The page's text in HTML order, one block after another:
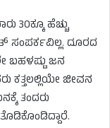
30ಕ್ಕೂ ಹೆಚ್ಚು
ಸಂಪರ್ಕವಿಲ್ಲ. ದೂರದ
ಬಹಳಷ್ಟು ಜನ
ಕತ್ತಲಲ್ಲಿಯೇ ಜೀವನ
ತಂದರು